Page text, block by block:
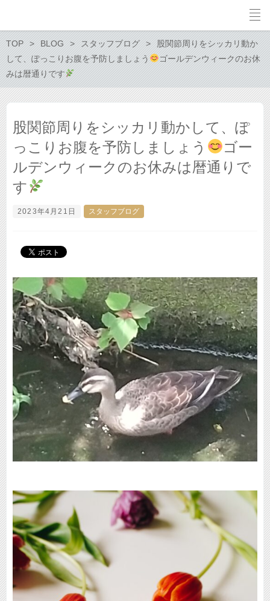
TOP BLOG スタッフブログ
股関節周りをシッカリ動か
して、ぽっこりお腹を予防しましょう
ゴールデンウィークのお休
みは暦通りです
股関節周りをシッカリ動かして、ぽ
っこりお腹を予防しましょう
ゴー
ルデンウィークのお休みは暦通りで
す
2023年4月21日 スタッフブログ